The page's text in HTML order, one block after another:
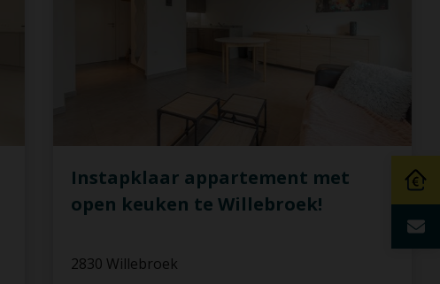
Instapklaar appartement met
open keuken te Willebroek!
2830 Willebroek